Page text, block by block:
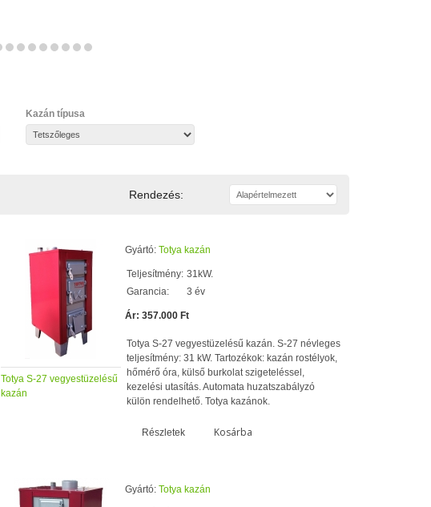
Kazán típusa
Rendezés:
Totya S-27 vegyestüzelésű
kazán
Gyártó: Totya kazán
Teljesítmény: 31kW.
Garancia:
3 év
Ár: 357.000 Ft
Totya S-27 vegyestüzelésű kazán. S-27 névleges
teljesítmény: 31 kW. Tartozékok: kazán rostélyok,
hőmérő óra, külső burkolat szigeteléssel,
kezelési utasítás. Automata huzatszabályzó
külön rendelhető. Totya kazánok.
Részletek Kosárba
Gyártó: Totya kazán